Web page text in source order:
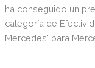
ha conseguido un
categoría de
Mercedes' para